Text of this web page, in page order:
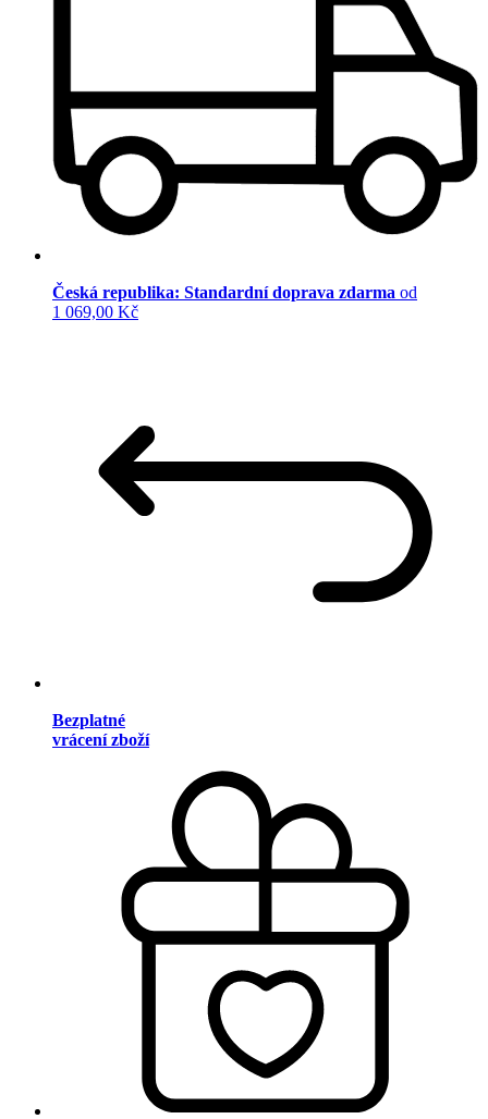
Česká republika: Standardní doprava zdarma od
1 069,00 Kč
Bezplatné
vrácení zboží